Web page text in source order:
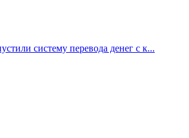
систему перевода денег с к...